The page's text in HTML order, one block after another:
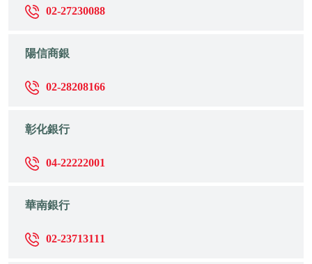
02-27230088
陽信商銀
02-28208166
彰化銀行
04-22222001
華南銀行
02-23713111